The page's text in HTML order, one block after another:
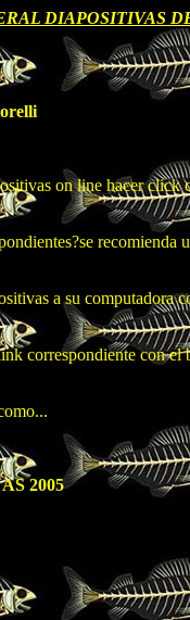
DIAPOSITIVAS
on line hacer click
recomienda
a su computadora
correspondiente con el
2005